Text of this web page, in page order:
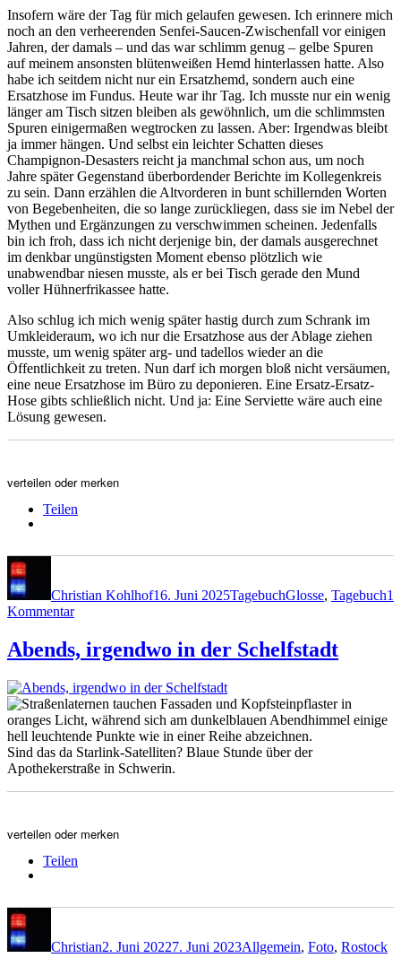
Insofern wäre der Tag für mich gelaufen gewesen. Ich erinnere mich
noch an den verheerenden Senfei-Saucen-Zwischenfall vor einigen
Jahren, der damals – und das war schlimm genug – gelbe Spuren
auf meinem ansonsten blütenweißen Hemd hinterlassen hatte. Also
habe ich seitdem nicht nur ein Ersatzhemd, sondern auch eine
Ersatzhose im Fundus. Heute war ihr Tag. Ich musste nur ein wenig
länger am Tisch sitzen bleiben als gewöhnlich, um die schlimmsten
Spuren einigermaßen wegtrocken zu lassen. Aber: Irgendwas bleibt
ja immer hängen. Und selbst ein leichter Schatten dieses
Champignon-Desasters reicht ja manchmal schon aus, um noch
Jahre später Gegenstand überbordender Berichte im Kollegenkreis
zu sein. Dann erzählen die Altvorderen in bunt schillernden Worten
von Begebenheiten, die so lange zurückliegen, dass sie im Nebel der
Mythen und Ergänzungen zu verschwimmen scheinen. Jedenfalls
bin ich froh, dass ich nicht derjenige bin, der damals ausgerechnet
im denkbar ungünstigsten Moment ebenso plötzlich wie
unabwendbar niesen musste, als er bei Tisch gerade den Mund
voller Hühnerfrikassee hatte.
Also schlug ich mich wenig später hastig durch zum Schrank im
Umkleideraum, wo ich nur die Ersatzhose aus der Ablage ziehen
musste, um wenig später arg- und tadellos wieder an die
Öffentlichkeit zu treten. Nun darf ich morgen bloß nicht versäumen,
eine neue Ersatzhose im Büro zu deponieren. Eine Ersatz-Ersatz-
Hose gibts schließlich nicht. Und ja: Eine Serviette wäre auch eine
Lösung gewesen.
verteilen oder merken
Teilen
Christian Kohlhof16. Juni 2025TagebuchGlosse, Tagebuch1
Kommentarzu
Tag
der
Abends, irgendwo in der Schelfstadt
Sind das da Starlink-Satelliten? Blaue Stunde über der
Apothekerstraße in Schwerin.
verteilen oder merken
Teilen
Christian2. Juni 20227. Juni 2023Allgemein, Foto, Rostock